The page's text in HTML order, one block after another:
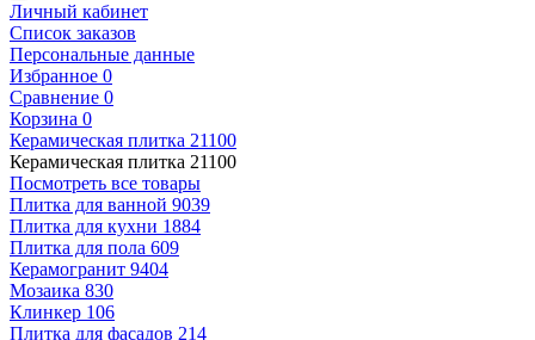
Личный кабинет
Список заказов
Персональные данные
Избранное 0
Сравнение 0
Корзина 0
Керамическая плитка 21100
Керамическая плитка 21100
Посмотреть все товары
Плитка для ванной 9039
Плитка для кухни 1884
Плитка для пола 609
Керамогранит 9404
Мозаика 830
Клинкер 106
Плитка для фасадов 214